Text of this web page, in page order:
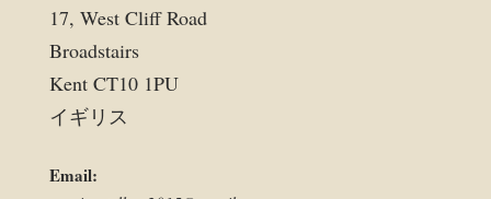
17, West Cliff Road
Broadstairs
Kent CT10 1PU
イギリス
Email: